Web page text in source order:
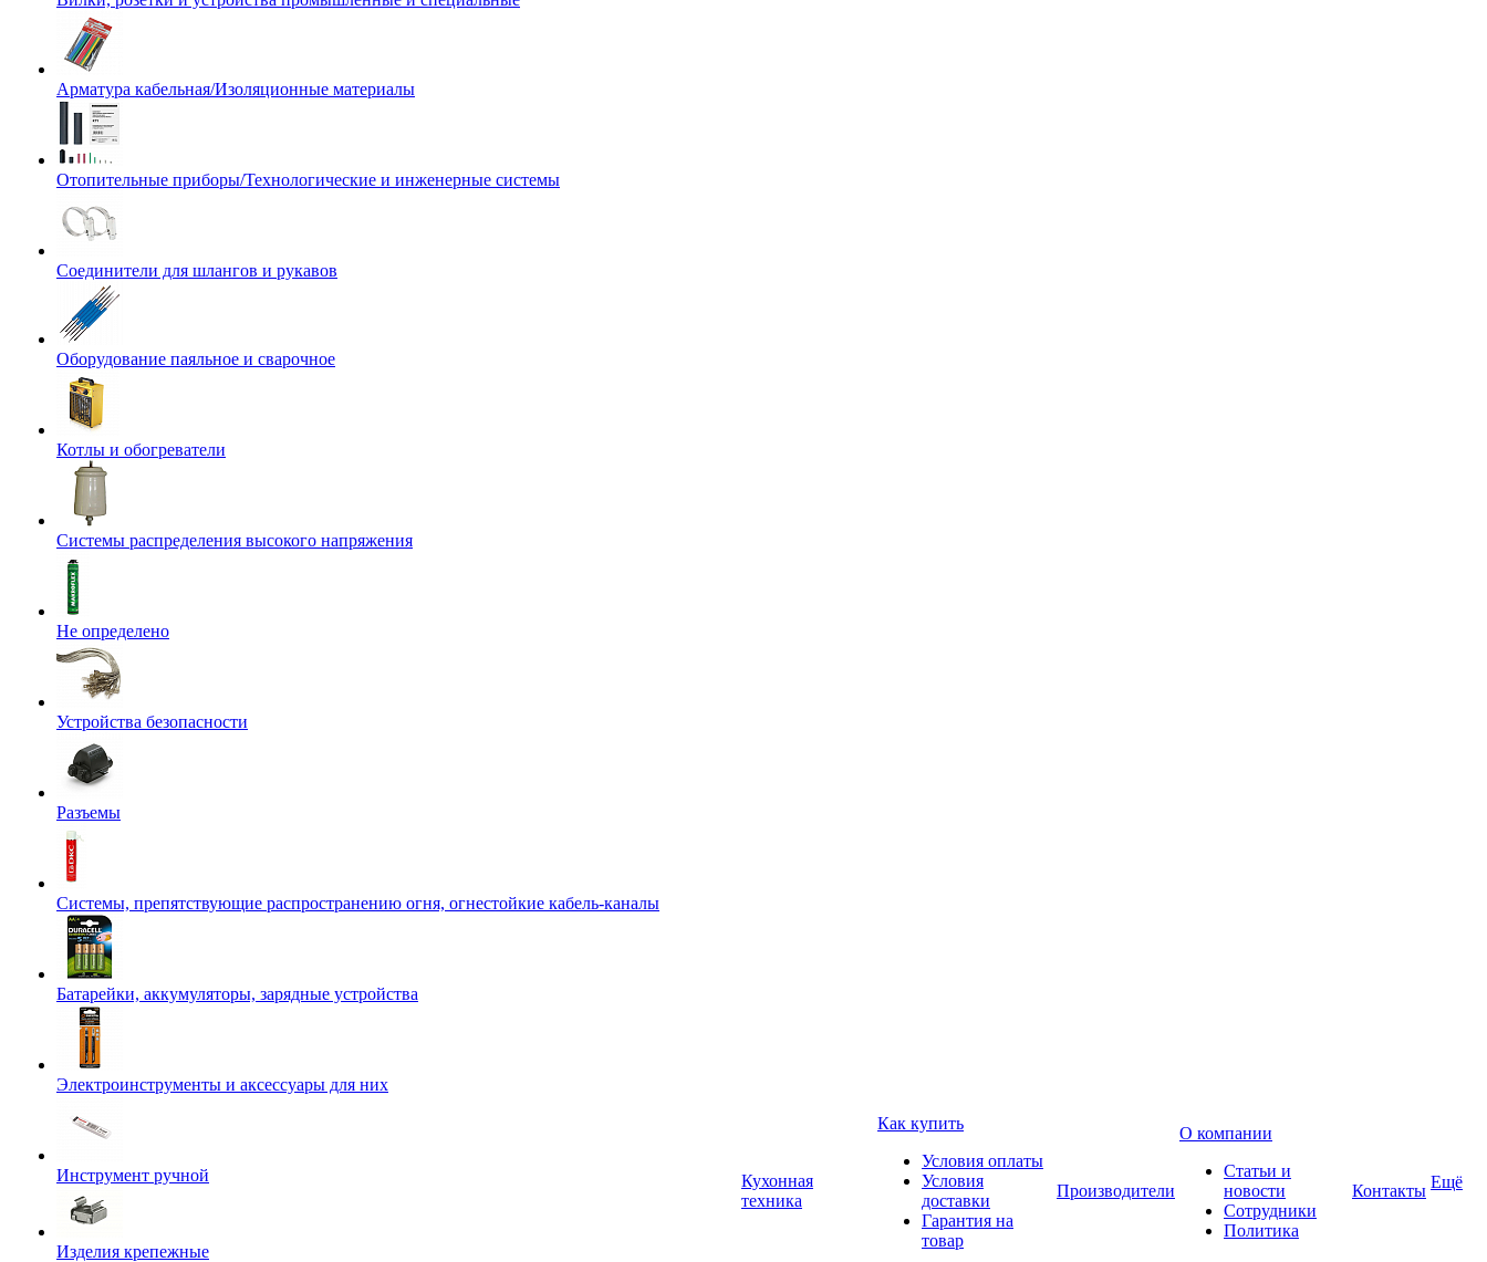
Арматура кабельная/Изоляционные материалы
Отопительные приборы/Технологические и инженерные системы
Соединители для шлангов и рукавов
Оборудование паяльное и сварочное
Котлы и обогреватели
Системы распределения высокого напряжения
Не определено
Устройства безопасности
Разъемы
Системы, препятствующие распространению огня, огнестойкие кабель-каналы
Батарейки, аккумуляторы, зарядные устройства
Электроинструменты и аксессуары для них
Инструмент ручной
Изделия крепежные
Кухонная
техника
Как купить
Условия оплаты
Условия
доставки
Гарантия на
товар
Производители
О компании
Статьи и
новости
Сотрудники
Политика
Контакты Ещё